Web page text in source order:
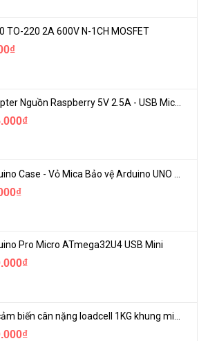
TO-220 2A 600V N-1CH MOSFET
Pro Micro ATmega32U4 USB Mini